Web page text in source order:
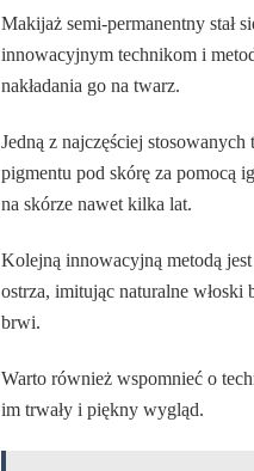
Makijaż semi-permanentny stał
innowacyjnym technikom i
nakładania go na twarz.
Jedną z najczęściej
pigmentu pod skórę za pomocą
na skórze nawet kilka lat.
Kolejną innowacyjną metodą
ostrza, imitując naturalne
brwi.
Warto również wspomnieć o
im trwały i piękny wygląd.